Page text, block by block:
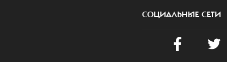
СОЦИАЛЬНЫЕ СЕТИ